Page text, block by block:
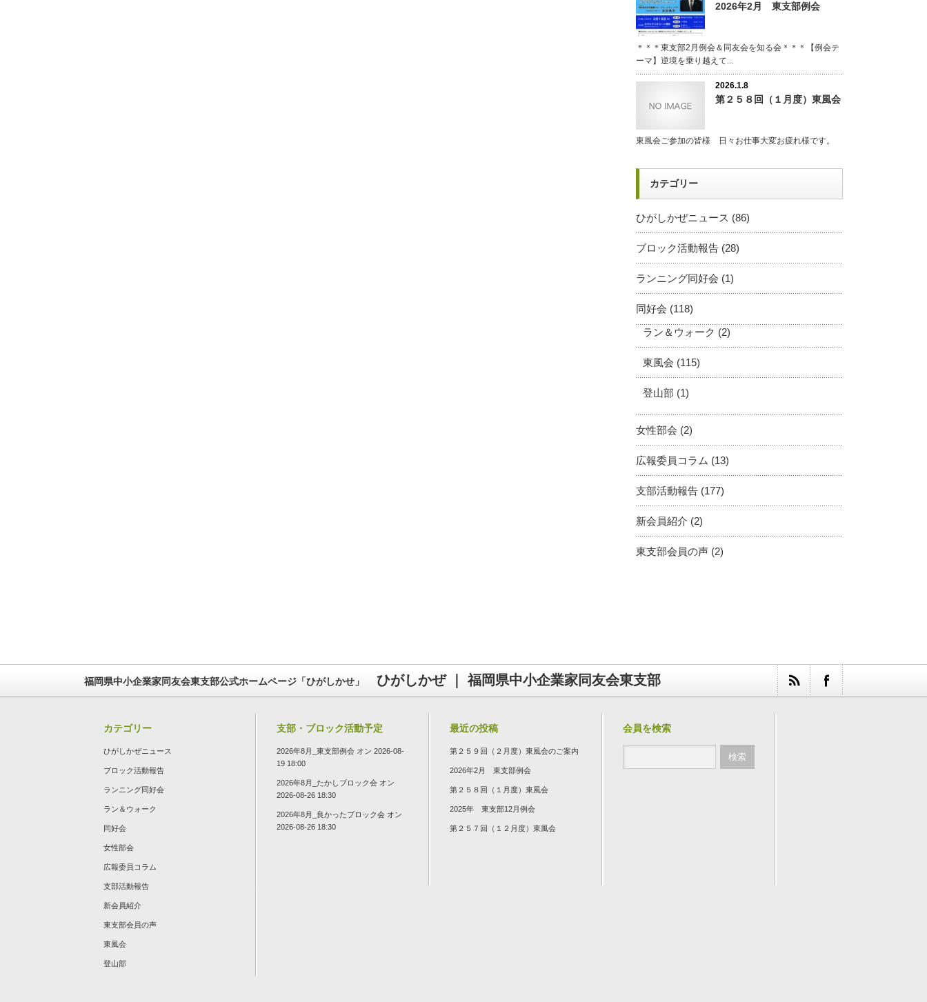
2026年2月 東支部例会
＊＊＊東支部2月例会＆同友会を知る会＊＊＊【例会テ
ーマ】逆境を乗り越えて...
2026.1.8
第２５８回（１月度）東風会
東風会ご参加の皆様 日々お仕事大変お疲れ様です。
カテゴリー
ひがしかぜニュース (86)
ブロック活動報告 (28)
ランニング同好会 (1)
同好会 (118)
ラン＆ウォーク (2)
東風会 (115)
登山部 (1)
女性部会 (2)
広報委員コラム (13)
支部活動報告 (177)
新会員紹介 (2)
東支部会員の声 (2)
福岡県中小企業家同友会東支部公式ホームページ「ひがしかせ」 ひがしかぜ ｜ 福岡県中小企業家同友会東支部
カテゴリー
ひがしかぜニュース
ブロック活動報告
ランニング同好会
ラン＆ウォーク
同好会
女性部会
広報委員コラム
支部活動報告
新会員紹介
東支部会員の声
東風会
登山部
支部・ブロック活動予定
2026年8月_東支部例会 オン 2026-08-
19 18:00
2026年8月_たかしブロック会 オン
2026-08-26 18:30
2026年8月_良かったブロック会 オン
2026-08-26 18:30
最近の投稿
第２５９回（２月度）東風会のご案内
2026年2月 東支部例会
第２５８回（１月度）東風会
2025年 東支部12月例会
第２５７回（１２月度）東風会
会員を検索